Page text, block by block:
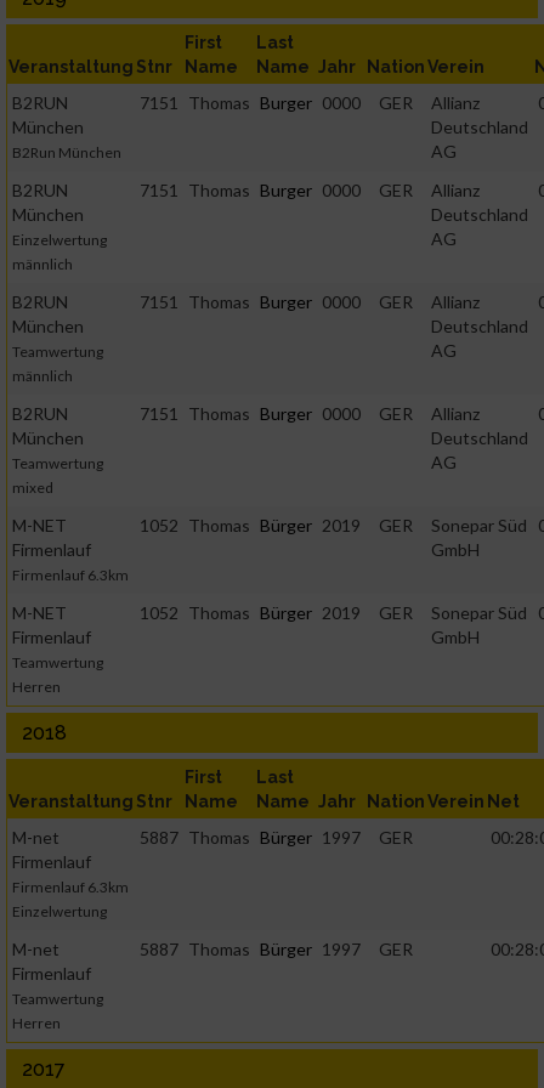
Veranstaltung Stnr
First
Name
Last
Name Jahr NationVerein
B2RUN
München
B2Run München
7151 Thomas Burger 0000 GER
Allianz
Deutschland
AG
B2RUN
München
Einzelwertung
männlich
7151 Thomas Burger 0000 GER
Allianz
Deutschland
AG
B2RUN
München
Teamwertung
männlich
7151 Thomas Burger 0000 GER
Allianz
Deutschland
AG
B2RUN
München
Teamwertung
mixed
7151 Thomas Burger 0000 GER
Allianz
Deutschland
AG
M-NET
Firmenlauf
Firmenlauf 6.3km
1052 Thomas Bürger 2019 GER
Sonepar Süd
GmbH
M-NET
Firmenlauf
Teamwertung
Herren
1052 Thomas Bürger 2019 GER
Sonepar Süd
GmbH
2018
Veranstaltung Stnr
First
Name
Last
Name Jahr NationVerein Net
M-net
Firmenlauf
Firmenlauf 6.3km
Einzelwertung
5887 Thomas Bürger 1997 GER
M-net
Firmenlauf
Teamwertung
Herren
5887 Thomas Bürger 1997 GER
2017